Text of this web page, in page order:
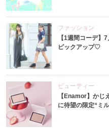
ファッション
【1週間コーデ】
ピックアップ♡
ビューティー
【Enamor】か
に待望の限定“ミ